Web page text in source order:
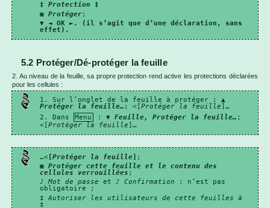
‡Protection ‡
▣Protéger;
▼ ◄OK ►. (il s’agit que d’une déclaration, sans
effet).
5.2 Protéger/Dé-protéger la feuille
2. Au niveau de la feuille, sa propre protection rend active les protections déclarées
pour les cellules :
1. Sur l’onglet de la feuille à protéger : ▲
Protéger la feuille… ; <[Protéger la feuille ]…
2. Dans
Menu : ▼ Feuille, Protéger la feuille… ;
<[Protéger la feuille ]…
…< [Protéger la feuille] ;
▣Protéger cette feuille et le contenu des
cellules verrouillées ;
♪Mot de passeet ♪Confirmation
: n’est pas
obligatoire ;
‡Autoriser les utilisateurs de cette feuilles à
‡